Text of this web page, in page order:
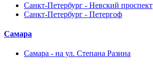
Санкт-Петербург - Невский проспект
Санкт-Петербург - Петергоф
Самара
Самара - на ул. Степана Разина